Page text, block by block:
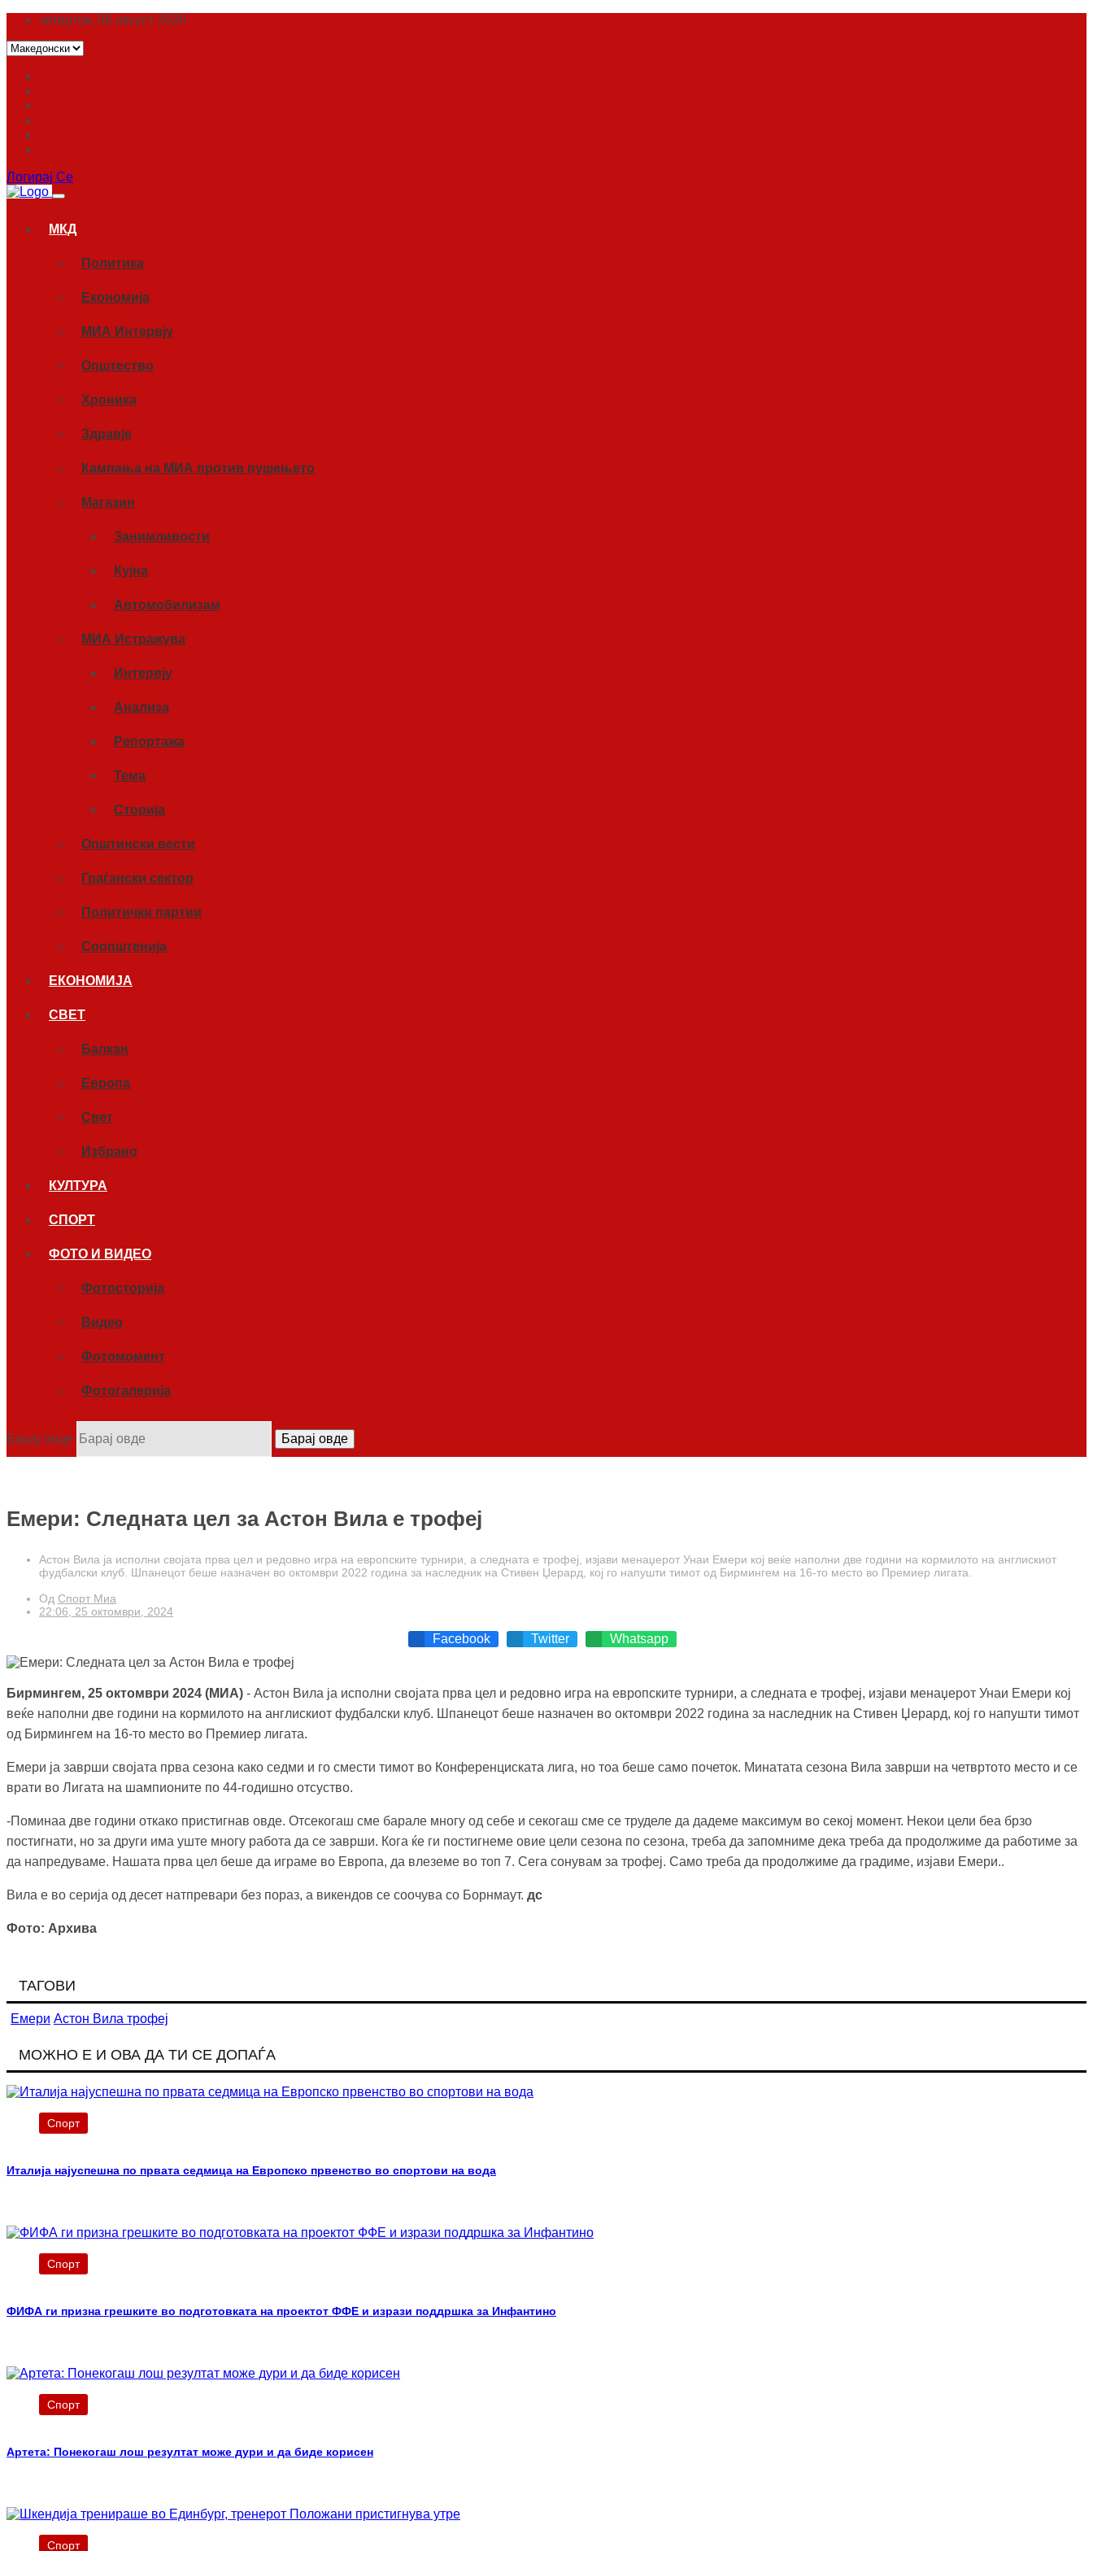
четврток, 06 август 2026
Логирај Се
МКД
Политика
Економија
МИА Интервју
Општество
Хроника
Здравје
Кампања на МИА против пушењето
Магазин
Занимливости
Кујна
Автомобилизам
МИА Истражува
Интервју
Анализа
Репортажа
Тема
Сторија
Општински вести
Граѓански сектор
Политички партии
Соопштенија
ЕКОНОМИЈА
СВЕТ
Балкан
Европа
Свет
Избрано
КУЛТУРА
СПОРТ
ФОТО И ВИДЕО
Фотосторија
Видео
Фотомомент
Фотогалерија
Барај овде Барај овде
Емери: Следната цел за Астон Вила е трофеј
Астон Вила ја исполни својата прва цел и редовно игра на европските турнири, а следната е трофеј, изјави менаџерот Унаи Емери кој веќе наполни две години на кормилото на англискиот
фудбалски клуб. Шпанецот беше назначен во октомври 2022 година за наследник на Стивен Џерард, кој го напушти тимот од Бирмингем на 16-то место во Премиер лигата.
Од Спорт Миа
22:06, 25 октомври, 2024
Facebook Twitter Whatsapp
Бирмингем, 25 октомври 2024 (МИА) - Астон Вила ја исполни својата прва цел и редовно игра на европските турнири, а следната е трофеј, изјави менаџерот Унаи Емери кој
веќе наполни две години на кормилото на англискиот фудбалски клуб. Шпанецот беше назначен во октомври 2022 година за наследник на Стивен Џерард, кој го напушти тимот
од Бирмингем на 16-то место во Премиер лигата.
Емери ја заврши својата прва сезона како седми и го смести тимот во Конференциската лига, но тоа беше само почеток. Минатата сезона Вила заврши на четвртото место и се
врати во Лигата на шампионите по 44-годишно отсуство.
-Поминаа две години откако пристигнав овде. Отсекогаш сме барале многу од себе и секогаш сме се труделе да дадеме максимум во секој момент. Некои цели беа брзо
постигнати, но за други има уште многу работа да се заврши. Кога ќе ги постигнеме овие цели сезона по сезона, треба да запомниме дека треба да продолжиме да работиме за
да напредуваме. Нашата прва цел беше да играме во Европа, да влеземе во топ 7. Сега сонувам за трофеј. Само треба да продолжиме да градиме, изјави Емери..
Вила е во серија од десет натпревари без пораз, а викендов се соочува со Борнмаут. дс
Фото: Архива
ТАГОВИ
Емери Астон Вила трофеј
МОЖНО Е И ОВА ДА ТИ СЕ ДОПАЃА
Спорт
Италија најуспешна по првата седмица на Европско првенство во спортови на вода
Спорт
ФИФА ги призна грешките во подготовката на проектот ФФЕ и изрази поддршка за Инфантино
Спорт
Артета: Понекогаш лош резултат може дури и да биде корисен
Спорт